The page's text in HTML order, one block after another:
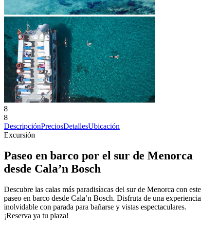
8
8
DescripciónPreciosDetallesUbicación
Excursión
Paseo en barco por el sur de Menorca
desde Cala’n Bosch
Descubre las calas más paradisíacas del sur de Menorca con este
paseo en barco desde Cala’n Bosch. Disfruta de una experiencia
inolvidable con parada para bañarse y vistas espectaculares.
¡Reserva ya tu plaza!